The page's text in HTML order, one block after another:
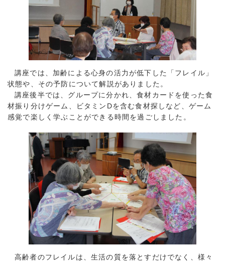
講座では、加齢による心身の活力が低下した「フレイル」
状態や、その予防について解説がありました。
講座後半では、グループに分かれ、食材カードを使った食
材振り分けゲーム、ビタミンDを含む食材探しなど、ゲーム
感覚で楽しく学ぶことができる時間を過ごしました。
高齢者のフレイルは、生活の質を落とすだけでなく、様々